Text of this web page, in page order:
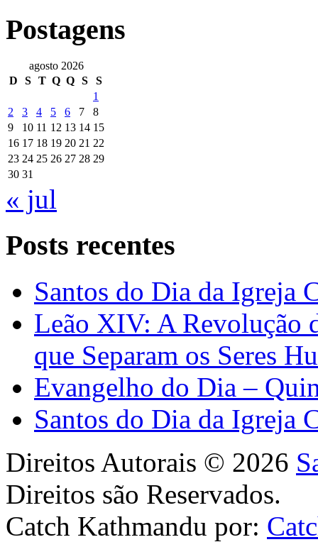
Postagens
agosto 2026
D
S T Q Q S
S
1
2
3 4 5 6 7
8
9
10 11 12 13 14 15
16 17 18 19 20 21 22
23 24 25 26 27 28 29
30 31
« jul
Posts recentes
Santos do Dia da Igreja
Leão XIV: A Revolução
que Separam os Seres
Evangelho do Dia –
Santos do Dia da Igreja
Direitos Autorais © 2026
Direitos são Reservados.
Catch Kathmandu por: